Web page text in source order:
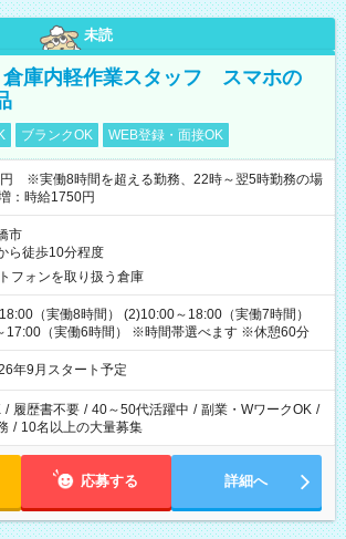
未読
倉庫内軽作業スタッフ スマホの
ブランクOK WEB登録・面接OK
※実働8時間を超える勤務、22時～翌5時勤務の場
：時給1750円
市
ら徒歩10分程度
フォンを取り扱う倉庫
（実働8時間） (2)10:00～18:00（実働7時間）
17:00（実働6時間） ※時間帯選べます ※休憩60分
年9月スタート予定
/ 履歴書不要 / 40～50代活躍中 / 副業・WワークOK /
/ 10名以上の大量募集
応募する 詳細へ